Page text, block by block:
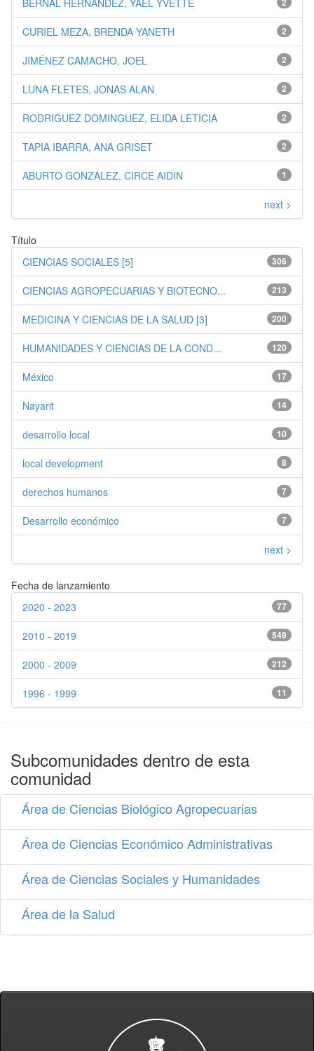
BERNAL HERNANDEZ, YAEL YVETTE
2
CURIEL MEZA, BRENDA YANETH
2
JIMÉNEZ CAMACHO, JOEL
2
LUNA FLETES, JONAS ALAN
2
RODRIGUEZ DOMINGUEZ, ELIDA LETICIA
2
TAPIA IBARRA, ANA GRISET
1
ABURTO GONZALEZ, CIRCE AIDIN
next >
Título
306
CIENCIAS SOCIALES [5]
213
CIENCIAS AGROPECUARIAS Y BIOTECNO...
200
MEDICINA Y CIENCIAS DE LA SALUD [3]
120
HUMANIDADES Y CIENCIAS DE LA COND...
17
México
14
Nayarit
10
desarrollo local
8
local development
7
derechos humanos
7
Desarrollo económico
next >
Fecha de lanzamiento
77
2020 - 2023
549
2010 - 2019
212
2000 - 2009
11
1996 - 1999
Subcomunidades dentro de esta
comunidad
Área de Ciencias Biológico Agropecuarias
Área de Ciencias Económico Administrativas
Área de Ciencias Sociales y Humanidades
Área de la Salud